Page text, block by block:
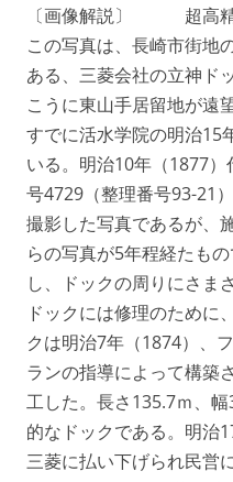
〔画像解説〕 超高精
この写真は、長崎市街地
ある、三菱会社の立神ド
こうに東山手居留地が遠
すでに活水学院の明治15
いる。明治10年（1877
号4729（整理番号93-21
撮影した写真であるが、
らの写真が5年程経たも
し、ドックの周りにさま
ドックには修理のために
クは明治7年（1874）、
ランの指導によって構築
工した。長さ135.7ｍ、
的なドックである。明治
三菱に払い下げられ民営